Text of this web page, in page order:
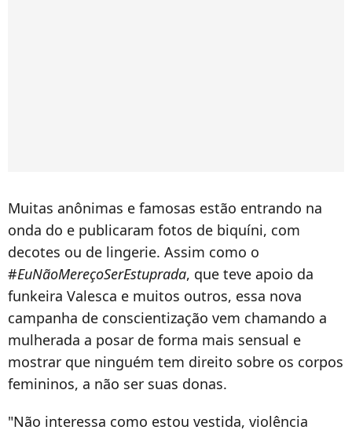
Muitas anônimas e famosas estão entrando na
onda do e publicaram fotos de biquíni, com
decotes ou de lingerie. Assim como o
#EuNãoMereçoSerEstuprada, que teve apoio da
funkeira Valesca e muitos outros, essa nova
campanha de conscientização vem chamando a
mulherada a posar de forma mais sensual e
mostrar que ninguém tem direito sobre os corpos
femininos, a não ser suas donas.
"Não interessa como estou vestida, violência